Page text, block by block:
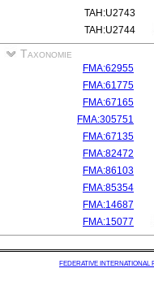
TAH:U2743
TAH:U2744
Taxonomie
FMA:62955
FMA:61775
FMA:67165
FMA:305751
FMA:67135
FMA:82472
FMA:86103
FMA:85354
FMA:14687
FMA:15077
FEDERATIVE